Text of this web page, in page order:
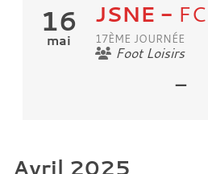
16
mai
JSNE -
17ÈME JOURNÉE
Foot Loisirs
-
Avril 2025